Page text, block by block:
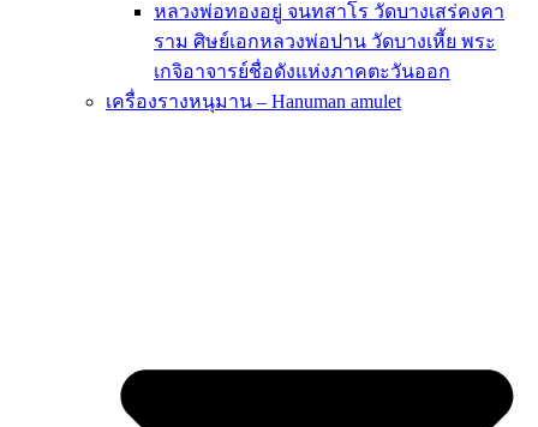
หลวงพ่อทองอยู่ จนทสาโร วัดบางเสร่คงคา
ราม ศิษย์เอกหลวงพ่อปาน วัดบางเหี้ย พระ
เกจิอาจารย์ชื่อดังแห่งภาคตะวันออก
เครื่องรางหนุมาน – Hanuman amulet